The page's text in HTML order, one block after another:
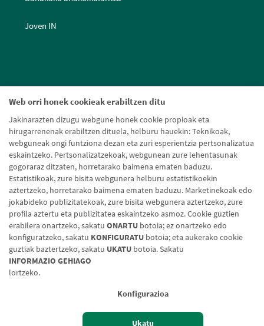
Web orri honek cookieak erabiltzen ditu
Jakinarazten dizugu webgune honek cookie propioak eta
hirugarrenenak erabiltzen dituela, helburu hauekin: Teknikoak,
webguneak ongi funtziona dezan eta zuri esperientzia pertsonalizatua
eskaintzeko. Pertsonalizatzekoak, webgunean zure lehentasunak
gogoraraz ditzaten, horretarako baimena ematen baduzu.
Estatistikoak, zure bisita webgunera helburu estatistikoekin
aztertzeko, horretarako baimena ematen baduzu. Marketinekoak edo
jokabideko publizitatekoak, zure bisita webgunera aztertzeko, zure
profila aztertu eta publizitatea eskaintzeko asmoz. Cookie guztien
erabilera onartzeko, sakatu ONARTU botoia; ez onartzeko edo
konfiguratzeko, sakatu KONFIGURATU botoia; eta aukerako cookie
guztiak baztertzeko, sakatu UKATU botoia. Sakatu
INFORMAZIO GEHIAGO
lortzeko.
Konfigurazioa
Ukatu
Joven IN
Lege-oharra Cookien politika